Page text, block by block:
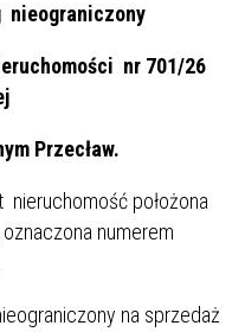
nieograniczony
nr 701/26
Przecław.
położona
numerem
na sprzedaż